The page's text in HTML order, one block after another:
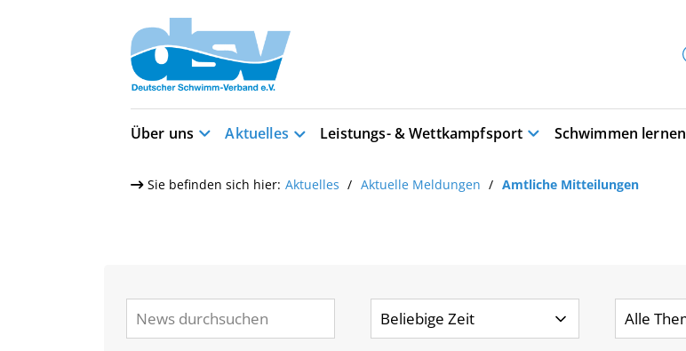
Über uns Aktuelles Leistungs- & Wettkampfsport Schwimmen lernen
Sie befinden sich hier: Aktuelles Aktuelle Meldungen Amtliche Mitteilungen